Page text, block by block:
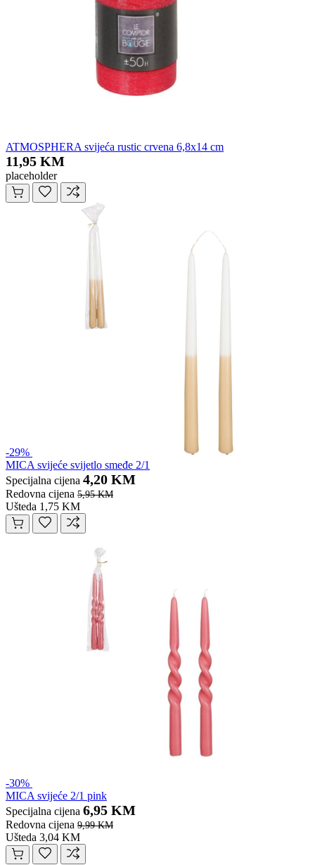
ATMOSPHERA svijeća rustic crvena 6,8x14 cm
11,95 KM
placeholder
-29%
MICA svijeće svijetlo smeđe 2/1
Specijalna cijena 4,20 KM
Redovna cijena 5,95 KM
Ušteda 1,75 KM
-30%
MICA svijeće 2/1 pink
Specijalna cijena 6,95 KM
Redovna cijena 9,99 KM
Ušteda 3,04 KM